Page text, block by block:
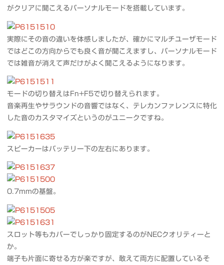
がクリアに聞こえるパーソナルモードを搭載しています。
実際にその音の違いを体感しましたが、確かにマルチユーザモード
ではどこの方向からでも良く音が聞こえますし、パーソナルモード
では雑音が消えて声だけがよく聞こえるようになります。
モードの切り替えはFn+F5で切り替えられます。
音楽再生やサラウンドの音響ではなく、テレカンファレンスに特化
した音のカスタマイズというのがユニークですね。
スピーカーはバッテリー下の左右にあります。
0.7mmの基盤。
スロット等もカバーでしっかり固定するのがNECクオリティーと
か。
端子も片面に寄せる方が楽ですが、敢えて両方に配置しているそ